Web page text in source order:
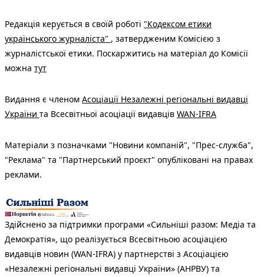
Редакція керується в своїй роботі "Кодексом етики
українського журналіста" , затвердженим Комісією з
журналістської етики. Поскаржитись на матеріал до Комісії
можна тут
Видання є членом Асоціації Незалежні регіональні видавці
України та Всесвітньої асоціації видавців WAN-IFRA
Матеріали з позначками "Новини компаній", "Прес-служба",
"Реклама" та "Партнерський проєкт" опубліковані на правах
реклами.
Здійснено за підтримки програми «Сильніші разом: Медіа та
Демократія», що реалізується Всесвітньою асоціацією
видавців новин (WAN-IFRA) у партнерстві з Асоціацією
«Незалежні регіональні видавці України» (АНРВУ) та